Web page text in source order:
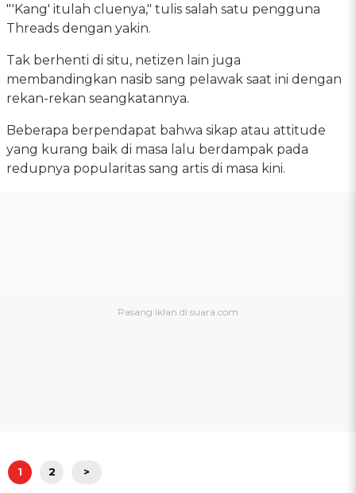
"'Kang' itulah cluenya," tulis salah satu pengguna
Threads dengan yakin.
Tak berhenti di situ, netizen lain juga
membandingkan nasib sang pelawak saat ini dengan
rekan-rekan seangkatannya.
Beberapa berpendapat bahwa sikap atau attitude
yang kurang baik di masa lalu berdampak pada
redupnya popularitas sang artis di masa kini.
1 2 >